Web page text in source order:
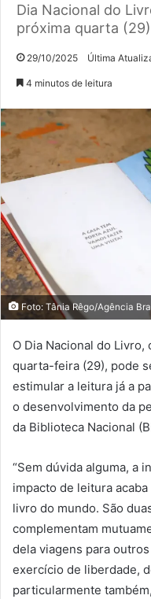
Dia Nacional do
próxima quarta (29)
29/10/2025 Última
4 minutos de leitura
Foto: Tânia Rêgo/Agência
O Dia Nacional do
quarta-feira (29), pode
estimular a leitura já a
o desenvolvimento da
da Biblioteca Nacional
“Sem dúvida alguma, a
impacto de leitura
livro do mundo. São
complementam
dela viagens para
exercício de liberdade,
particularmente